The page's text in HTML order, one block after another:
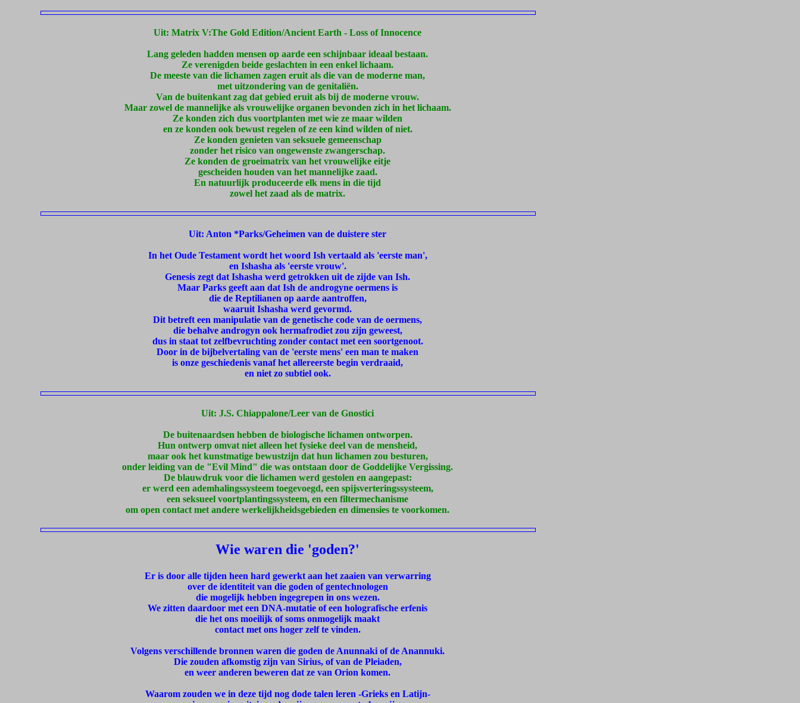
Uit: Matrix V:The Gold Edition/Ancient Earth - Loss of Innocence
Lang geleden hadden mensen op aarde een schijnbaar ideaal bestaan.
Ze verenigden beide geslachten in een enkel lichaam.
De meeste van die lichamen zagen eruit als die van de moderne man,
met uitzondering van de genitaliën.
Van de buitenkant zag dat gebied eruit als bij de moderne vrouw.
Maar zowel de mannelijke als vrouwelijke organen bevonden zich in het lichaam.
Ze konden zich dus voortplanten met wie ze maar wilden
en ze konden ook bewust regelen of ze een kind wilden of niet.
Ze konden genieten van seksuele gemeenschap
zonder het risico van ongewenste zwangerschap.
Ze konden de groeimatrix van het vrouwelijke eitje
gescheiden houden van het mannelijke zaad.
En natuurlijk produceerde elk mens in die tijd
zowel het zaad als de matrix.
Uit: Anton *Parks/Geheimen van de duistere ster
In het Oude Testament wordt het woord Ish vertaald als 'eerste man',
en Ishasha als 'eerste vrouw'.
Genesis zegt dat Ishasha werd getrokken uit de zijde van Ish.
Maar Parks geeft aan dat Ish de androgyne oermens is
die de Reptilianen op aarde aantroffen,
waaruit Ishasha werd gevormd.
Dit betreft een manipulatie van de genetische code van de oermens,
die behalve androgyn ook hermafrodiet zou zijn geweest,
dus in staat tot zelfbevruchting zonder contact met een soortgenoot.
Door in de bijbelvertaling van de 'eerste mens' een man te maken
is onze geschiedenis vanaf het allereerste begin verdraaid,
en niet zo subtiel ook.
Uit: J.S. Chiappalone/Leer van de Gnostici
De buitenaardsen hebben de biologische lichamen ontworpen.
Hun ontwerp omvat niet alleen het fysieke deel van de mensheid,
maar ook het kunstmatige bewustzijn dat hun lichamen zou besturen,
onder leiding van de "Evil Mind" die was ontstaan door de Goddelijke Vergissing.
De blauwdruk voor die lichamen werd gestolen en aangepast:
er werd een ademhalingssysteem toegevoegd, een spijsverteringssysteem,
een seksueel voortplantingssysteem, en een filtermechanisme
om open contact met andere werkelijkheidsgebieden en dimensies te voorkomen.
Wie waren die 'goden?'
Er is door alle tijden heen hard gewerkt aan het zaaien van verwarring
over de identiteit van die goden of gentechnologen
die mogelijk hebben ingegrepen in ons wezen.
We zitten daardoor met een DNA-mutatie of een holografische erfenis
die het ons moeilijk of soms onmogelijk maakt
contact met ons hoger zelf te vinden.
Volgens verschillende bronnen waren die goden de Anunnaki of de Anannuki.
Die zouden afkomstig zijn van Sirius, of van de Pleiaden,
en weer anderen beweren dat ze van Orion komen.
Waarom zouden we in deze tijd nog dode talen leren -Grieks en Latijn-